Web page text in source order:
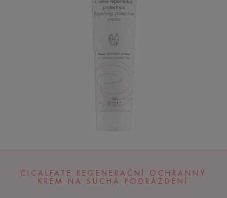
CICALFATE REGENERAČNÍ OCHRANNÝ
KRÉM NA SUCHÁ PODRÁŽDĚNÍ